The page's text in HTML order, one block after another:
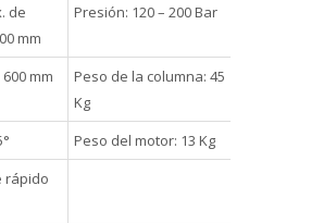
de
mm
Presión: 120 – 200 Bar
mm
Peso de la columna: 45
Kg
Peso del motor: 13 Kg
rápido